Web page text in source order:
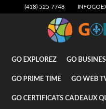
(418) 525-7748
GO EXPLOREZ GO
GO PRIME TIME GO WEB
GO CERTIFICATS CADEAUX